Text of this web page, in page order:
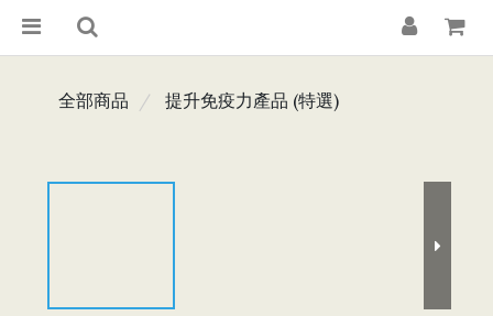
全部商品 提升免疫力產品 (特選)